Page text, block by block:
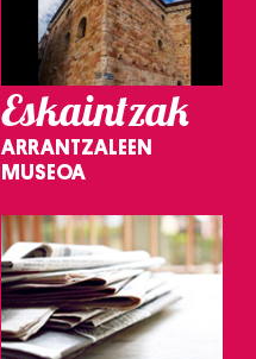
Eskaintzak
ARRANTZALEEN
MUSEOA